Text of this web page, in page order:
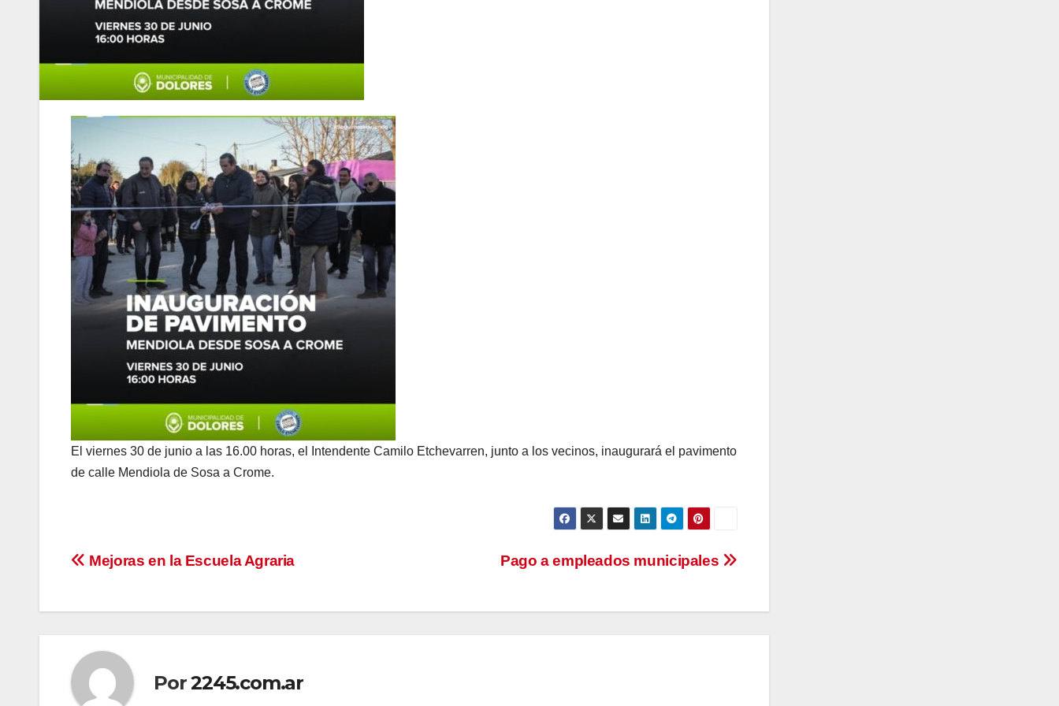
El viernes 30 de junio a las 16.00 horas, el Intendente Camilo Etchevarren, junto a los vecinos, inaugurará el pavimento
de calle Mendiola de Sosa a Crome.
Navegación
Pago a empleados municipales
Mejoras en la Escuela Agraria
Por2245.com.ar